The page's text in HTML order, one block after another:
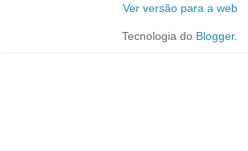
Ver versão para a web
Tecnologia do Blogger.